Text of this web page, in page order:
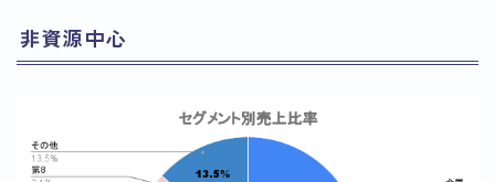
非資源中心